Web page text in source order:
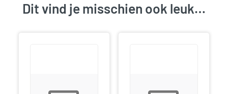
Dit vind je misschien ook leuk…